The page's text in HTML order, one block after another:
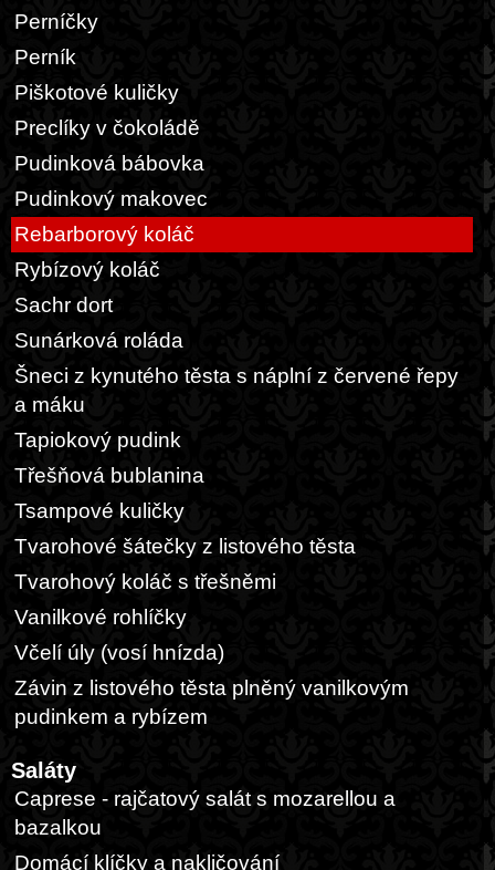
Perníčky
Perník
Piškotové kuličky
Preclíky v čokoládě
Pudinková bábovka
Pudinkový makovec
Rebarborový koláč
Rybízový koláč
Sachr dort
Sunárková roláda
Šneci z kynutého těsta s náplní z červené řepy
a máku
Tapiokový pudink
Třešňová bublanina
Tsampové kuličky
Tvarohové šátečky z listového těsta
Tvarohový koláč s třešněmi
Vanilkové rohlíčky
Včelí úly (vosí hnízda)
Závin z listového těsta plněný vanilkovým
pudinkem a rybízem
Saláty
Caprese - rajčatový salát s mozarellou a
bazalkou
Domácí klíčky a nakličování